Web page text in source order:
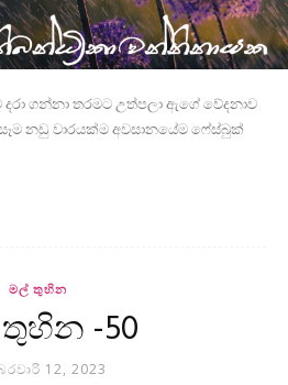
ගන්නා තරමට උත්පලා ඇගේ වේදනාව
නඩු වාරයක්ම අවසානයේම ෆේස්බුක්
මල් තුහින
-50
12, 2023